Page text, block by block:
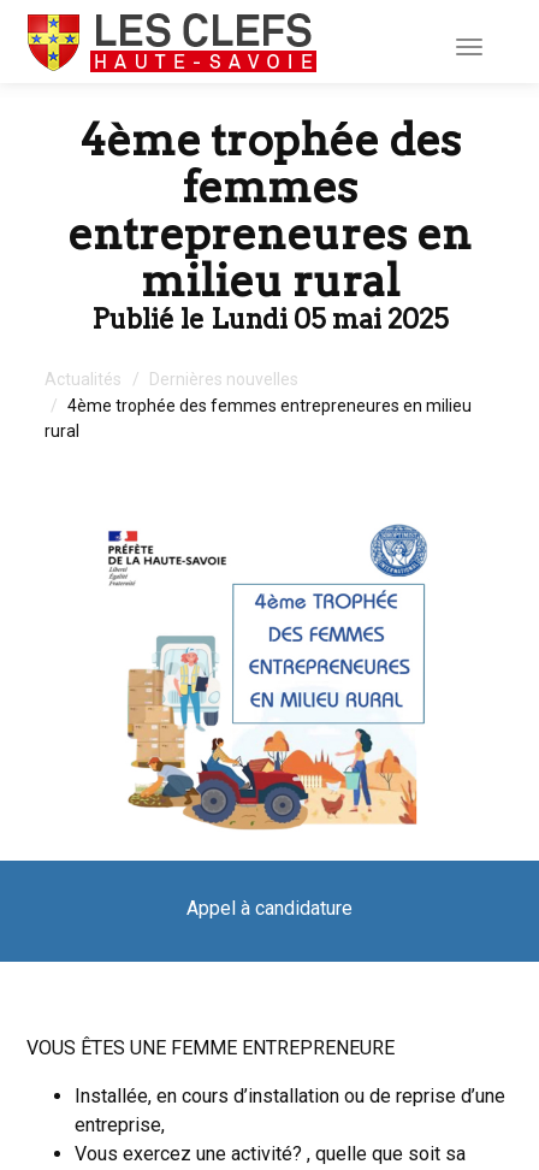
Toggle
4ème trophée des
femmes
entrepreneures en
milieu rural
Publié le Lundi 05 mai 2025
Actualités
Dernières nouvelles
4ème trophée des femmes entrepreneures en milieu
rural
Appel à candidature
VOUS ÊTES UNE FEMME ENTREPRENEURE
Installée, en cours d’installation ou de reprise d’une
entreprise,
Vous exercez une activité? , quelle que soit sa